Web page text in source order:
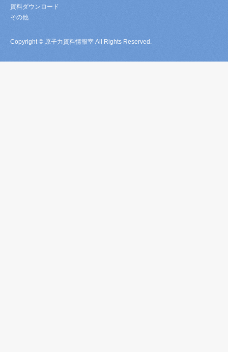
資料ダウンロード
その他
Copyright © 原子力資料情報室 All Rights Reserved.